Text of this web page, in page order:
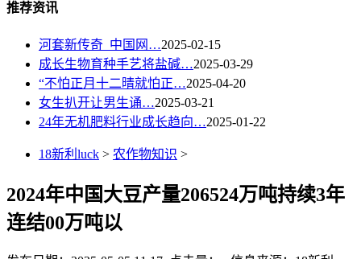
推荐资讯
河套新传奇_中国网…2025-02-15
成长生物育种手艺将盐碱…2025-03-29
“不怕正月十二晴就怕正…2025-04-20
女生扒开让男生诵…2025-03-21
24年无机肥料行业成长趋向…2025-01-22
18新利luck > 农作物知识 >
2024年中国大豆产量206524万吨持续3年
连结00万吨以